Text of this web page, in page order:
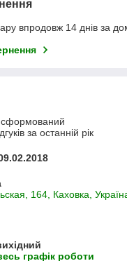
впродовж 14 днів за
сформований
за останній рік
164, Каховка,
графік роботи